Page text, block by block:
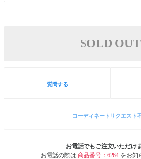
SOLD OUT
質問する
コーディネートリクエスト
お電話でもご注文いただけ
お電話の際は 商品番号：6264 をお知